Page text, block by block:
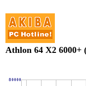
Athlon 64 X2